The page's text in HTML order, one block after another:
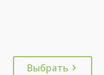
Выбрать